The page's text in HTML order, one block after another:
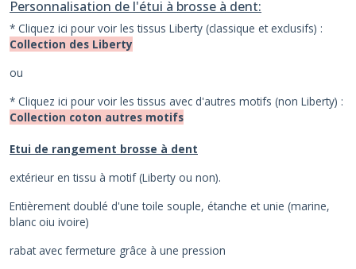
Personnalisation de l'étui à brosse à dent:
* Cliquez ici pour voir les tissus Liberty (classique et exclusifs) :
Collection des Liberty
ou
* Cliquez ici pour voir les tissus avec d'autres motifs (non Liberty) :
Collection coton autres motifs
Etui de rangement brosse à dent
extérieur en tissu à motif (Liberty ou non).
Entièrement doublé d'une toile souple, étanche et unie (marine,
blanc oiu ivoire)
rabat avec fermeture grâce à une pression